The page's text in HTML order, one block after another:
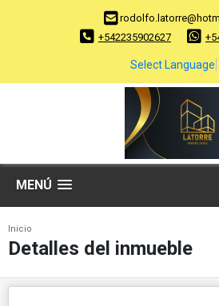
+542235902627
Select Language
MENÚ
Inicio
Detalles del inmueble